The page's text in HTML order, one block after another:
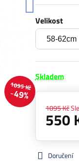
1095 Kč
49%
Velikost
Skladem
1095 Kč
550
Doručení